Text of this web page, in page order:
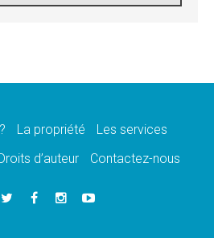
continentale sur l'éducation
des «dix jours de prière pour la
des JMJ 2027 à Séoul: «c'est
La propriété
Les services
Droits d’auteur Contactez-nous